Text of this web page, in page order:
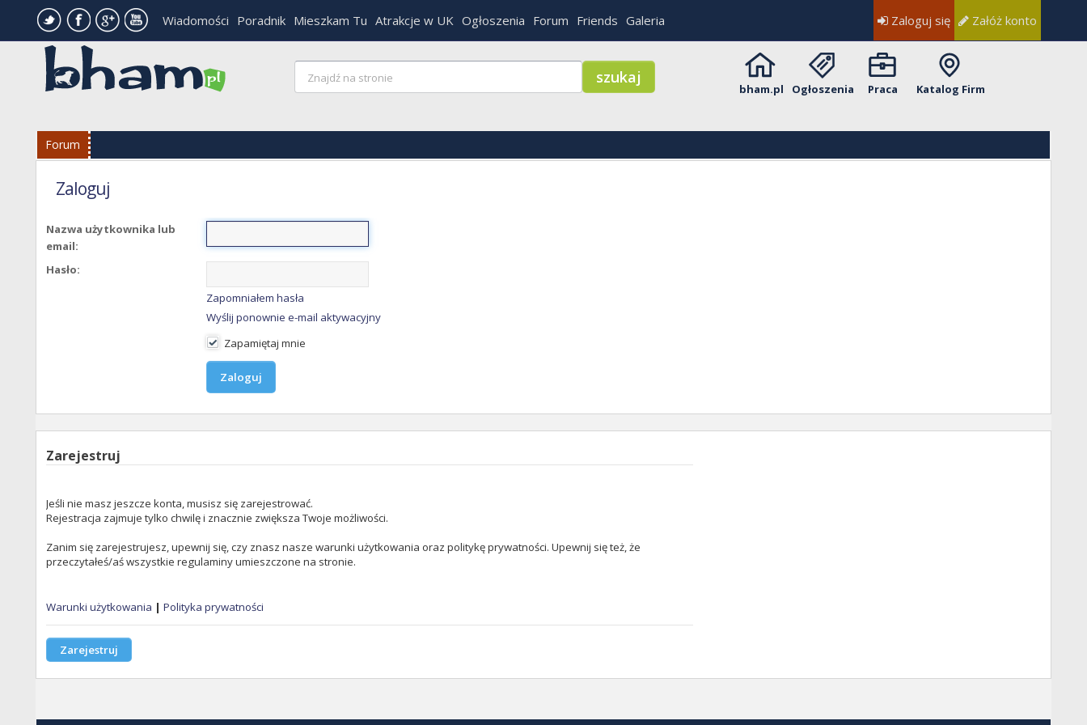
Wiadomości Poradnik Mieszkam Tu Atrakcje w UK Ogłoszenia Forum Friends Galeria Zaloguj się Załóż konto
bham.pl Ogłoszenia Praca Katalog Firm
Forum
Zaloguj
Nazwa użytkownika lub
email:
Hasło:
Zapomniałem hasła
Wyślij ponownie e-mail aktywacyjny
Zapamiętaj mnie
Zarejestruj
Jeśli nie masz jeszcze konta, musisz się zarejestrować.
Rejestracja zajmuje tylko chwilę i znacznie zwiększa Twoje możliwości.
Zanim się zarejestrujesz, upewnij się, czy znasz nasze warunki użytkowania oraz politykę prywatności. Upewnij się też, że
przeczytałeś/aś wszystkie regulaminy umieszczone na stronie.
Warunki użytkowania | Polityka prywatności
Zarejestruj